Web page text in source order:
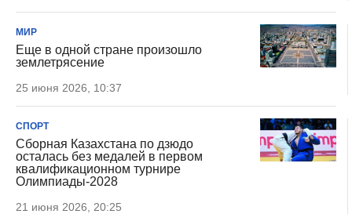
МИР
Еще в одной стране произошло
землетрясение
25 июня 2026, 10:37
СПОРТ
Сборная Казахстана по дзюдо
осталась без медалей в первом
квалификационном турнире
Олимпиады-2028
21 июня 2026, 20:25